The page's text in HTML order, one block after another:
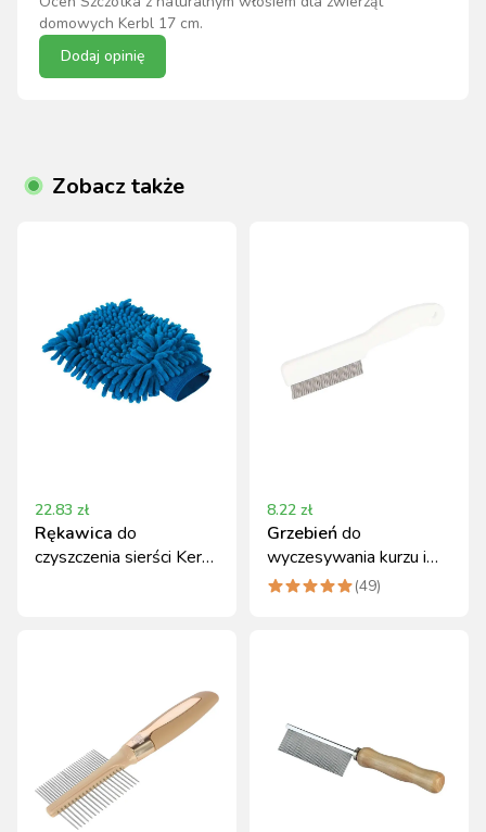
domowych Kerbl 17 cm.
Dodaj opinię
Zobacz także
22.83 zł
Rękawica do
czyszczenia sierści Kerbl
8.22 zł
Grzebieńdo
wyczesywania kurzu i
pcheł dla kota 13 cm
(49)